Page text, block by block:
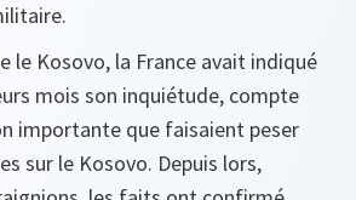
le Kosovo, la France avait indiqué
mois son inquiétude, compte
importante que faisaient peser
sur le Kosovo. Depuis lors,